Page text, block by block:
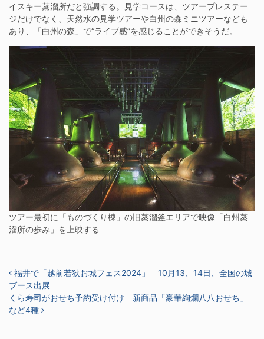
イスキー蒸溜所だと強調する。見学コースは、ツアープレステー
ジだけでなく、天然水の見学ツアーや白州の森ミニツアーなども
あり、「白州の森」で“ライブ感”を感じることができそうだ。
ツアー最初に「ものづくり棟」の旧蒸溜釜エリアで映像「白州蒸
溜所の歩み」を上映する
投稿ナビゲーション
福井で「越前若狭お城フェス2024」 10月13、14日、全国の城
ブース出展
くら寿司がおせち予約受け付け 新商品「豪華絢爛八八おせち」
など4種